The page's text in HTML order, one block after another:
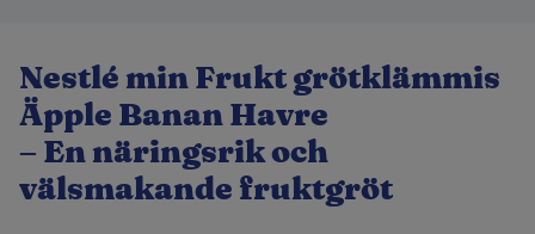
Nestlé min Frukt grötklämmis
Äpple Banan Havre
– En näringsrik och
välsmakande fruktgröt